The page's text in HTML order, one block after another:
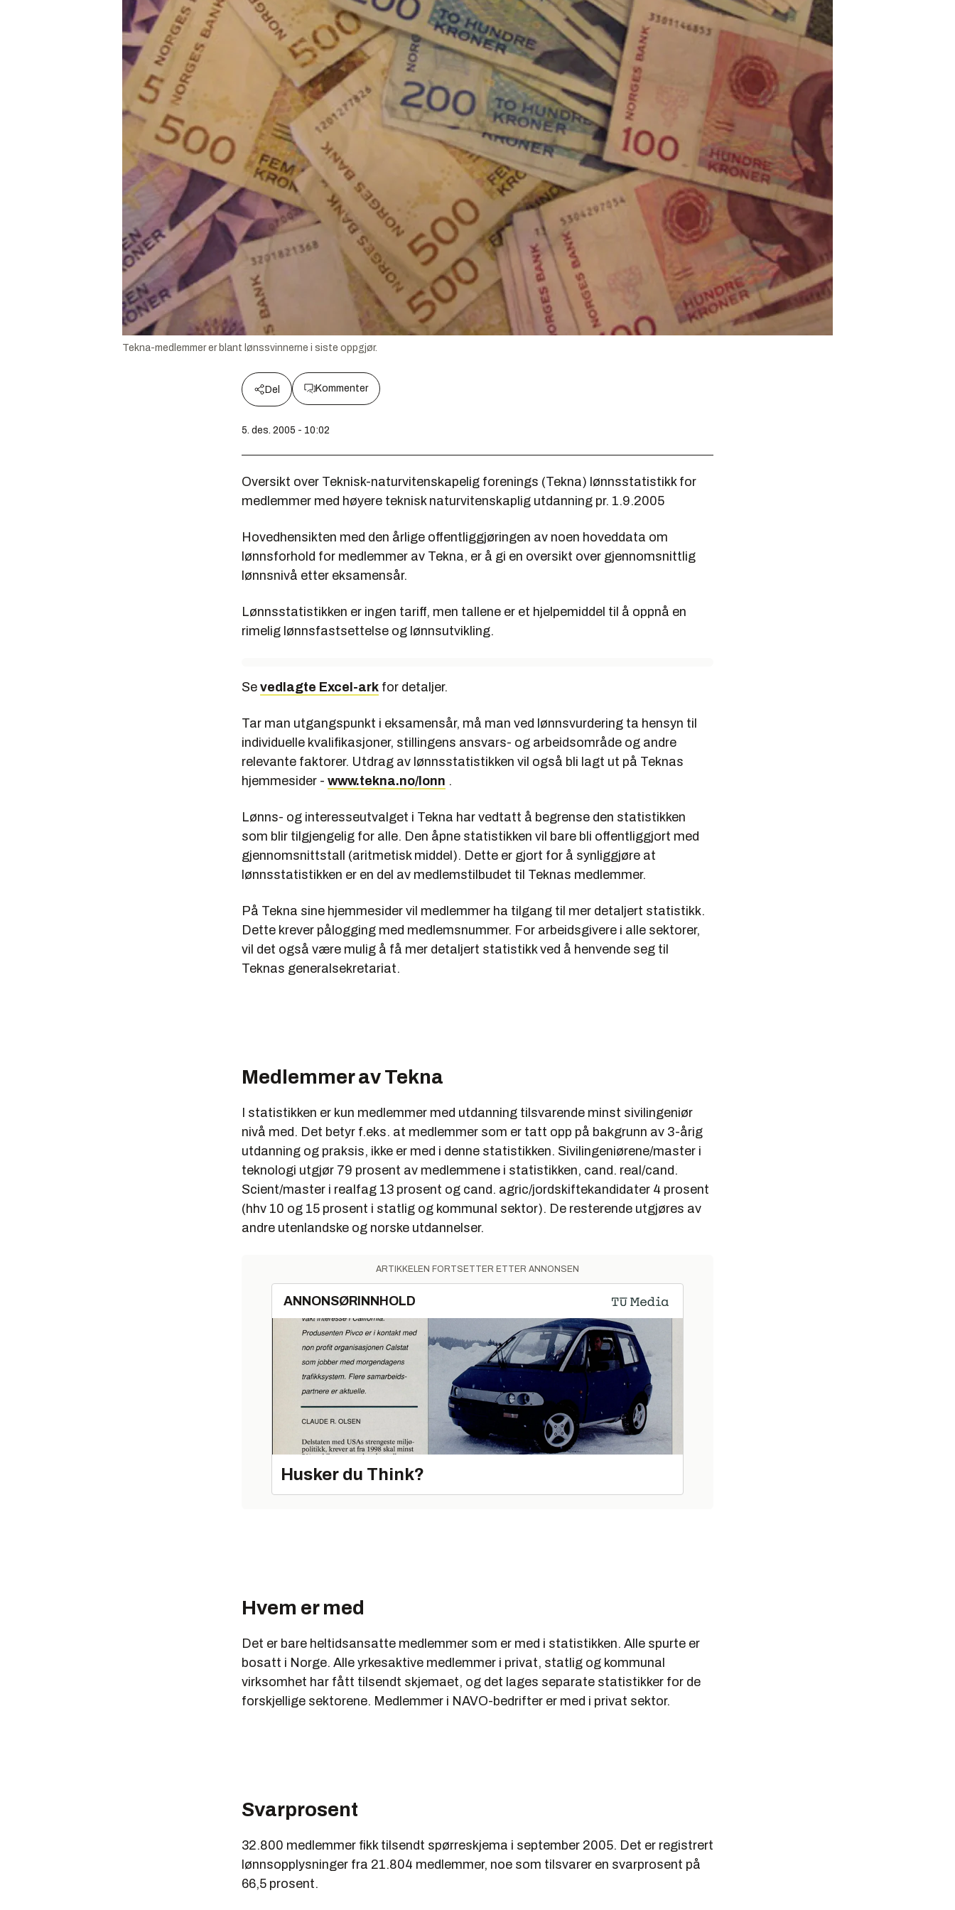
Tekna-medlemmer er blant lønssvinnerne i siste oppgjør.
Del Kommenter
5. des. 2005 - 10:02
Oversikt over Teknisk-naturvitenskapelig forenings (Tekna) lønnsstatistikk for
medlemmer med høyere teknisk naturvitenskaplig utdanning pr. 1.9.2005
Hovedhensikten med den årlige offentliggjøringen av noen hoveddata om
lønnsforhold for medlemmer av Tekna, er å gi en oversikt over gjennomsnittlig
lønnsnivå etter eksamensår.
Lønnsstatistikken er ingen tariff, men tallene er et hjelpemiddel til å oppnå en
rimelig lønnsfastsettelse og lønnsutvikling.
Se vedlagte Excel-ark for detaljer.
Tar man utgangspunkt i eksamensår, må man ved lønnsvurdering ta hensyn til
individuelle kvalifikasjoner, stillingens ansvars- og arbeidsområde og andre
relevante faktorer. Utdrag av lønnsstatistikken vil også bli lagt ut på Teknas
hjemmesider - www.tekna.no/lonn .
Lønns- og interesseutvalget i Tekna har vedtatt å begrense den statistikken
som blir tilgjengelig for alle. Den åpne statistikken vil bare bli offentliggjort med
gjennomsnittstall (aritmetisk middel). Dette er gjort for å synliggjøre at
lønnsstatistikken er en del av medlemstilbudet til Teknas medlemmer.
På Tekna sine hjemmesider vil medlemmer ha tilgang til mer detaljert statistikk.
Dette krever pålogging med medlemsnummer. For arbeidsgivere i alle sektorer,
vil det også være mulig å få mer detaljert statistikk ved å henvende seg til
Teknas generalsekretariat.
Medlemmer av Tekna
I statistikken er kun medlemmer med utdanning tilsvarende minst sivilingeniør
nivå med. Det betyr f.eks. at medlemmer som er tatt opp på bakgrunn av 3-årig
utdanning og praksis, ikke er med i denne statistikken. Sivilingeniørene/master i
teknologi utgjør 79 prosent av medlemmene i statistikken, cand. real/cand.
Scient/master i realfag 13 prosent og cand. agric/jordskiftekandidater 4 prosent
(hhv 10 og 15 prosent i statlig og kommunal sektor). De resterende utgjøres av
andre utenlandske og norske utdannelser.
ARTIKKELEN FORTSETTER ETTER ANNONSEN
ANNONSØRINNHOLD
Husker du Think?
Hvem er med
Det er bare heltidsansatte medlemmer som er med i statistikken. Alle spurte er
bosatt i Norge. Alle yrkesaktive medlemmer i privat, statlig og kommunal
virksomhet har fått tilsendt skjemaet, og det lages separate statistikker for de
forskjellige sektorene. Medlemmer i NAVO-bedrifter er med i privat sektor.
Svarprosent
32.800 medlemmer fikk tilsendt spørreskjema i september 2005. Det er registrert
lønnsopplysninger fra 21.804 medlemmer, noe som tilsvarer en svarprosent på
66,5 prosent.